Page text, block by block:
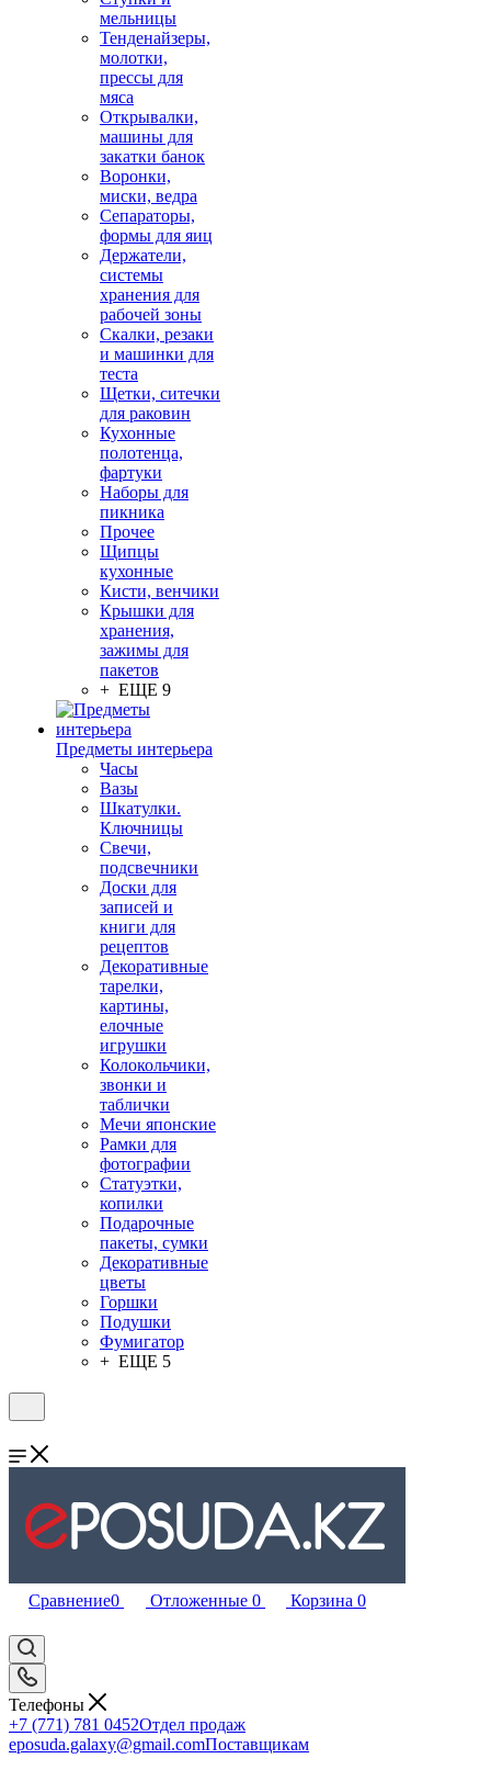
мельницы
Тенденайзеры,
молотки,
прессы для
мяса
Открывалки,
машины для
закатки банок
Воронки,
миски, ведра
Сепараторы,
формы для яиц
Держатели,
системы
хранения для
рабочей зоны
Скалки, резаки
и машинки для
теста
Щетки, ситечки
для раковин
Кухонные
полотенца,
фартуки
Наборы для
пикника
Прочее
Щипцы
кухонные
Кисти, венчики
Крышки для
хранения,
зажимы для
пакетов
+ ЕЩЕ 9
Предметы интерьера
Часы
Вазы
Шкатулки.
Ключницы
Свечи,
подсвечники
Доски для
записей и
книги для
рецептов
Декоративные
тарелки,
картины,
елочные
игрушки
Колокольчики,
звонки и
таблички
Мечи японские
Рамки для
фотографии
Статуэтки,
копилки
Подарочные
пакеты, сумки
Декоративные
цветы
Горшки
Подушки
Фумигатор
+ ЕЩЕ 5
Сравнение0 Отложенные 0 Корзина 0
Телефоны
+7 (771) 781 0452Отдел продаж
eposuda.galaxy@gmail.comПоставщикам